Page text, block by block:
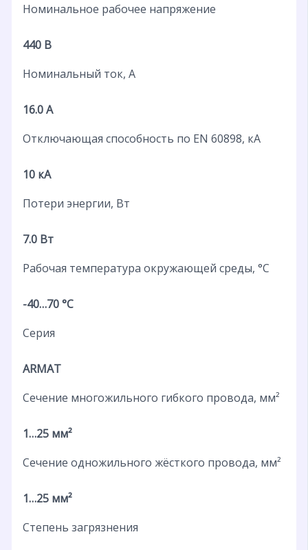
Номинальное рабочее напряжение
440 В
Номинальный ток, А
16.0 А
Отключающая способность по EN 60898, кА
10 кА
Потери энергии, Вт
7.0 Вт
Рабочая температура окружающей среды, °C
-40…70 °C
Серия
ARMAT
Сечение многожильного гибкого провода, мм²
1…25 мм²
Сечение одножильного жёсткого провода, мм²
1…25 мм²
Степень загрязнения